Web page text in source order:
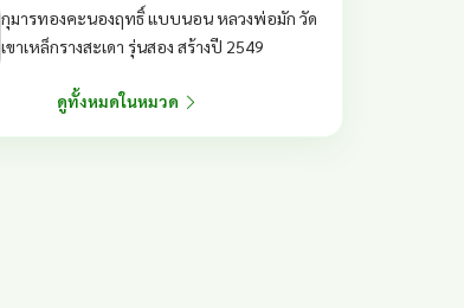
กุมารทองคะนองฤทธิ์ แบบนอน หลวงพ่อมัก วัด
เขาเหล็กรางสะเดา รุ่นสอง สร้างปี 2549
ดูทั้งหมดในหมวด